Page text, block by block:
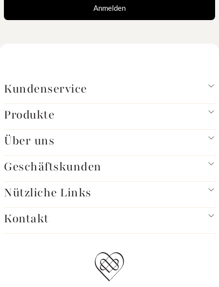
Anmelden
Kundenservice
Produkte
Über uns
Geschäftskunden
Nützliche Links
Kontakt